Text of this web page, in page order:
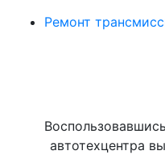
Ремонт
автотехцентра